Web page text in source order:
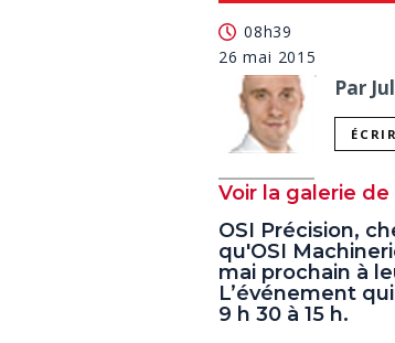
08h39
26 mai 2015
Par
Voir la galerie
OSI Précision,
qu'OSI
mai prochain à
L’événement
9 h 30 à 15 h.